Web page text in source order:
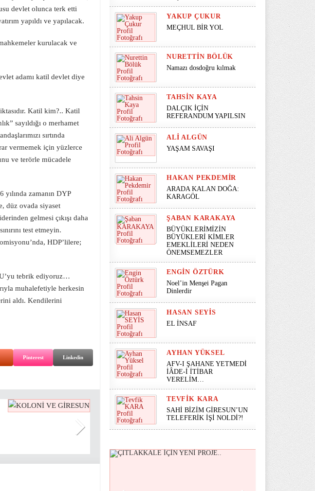
devlet olunca terk etti
yapıldı ve yapılacak.
kurulacak ve
adamı katil devlet diye
Katil kim?.. Katil
sayıldığı o merhamet
sırtında
vermemek için yüzlerce
ve terörle mücadele
zamanın DYP
düz ovada siyaset
gelmesi çıkışı daha
test etmeyin.
HDP’lilere;
tebrik ediyoruz…
muhalefetiyle herkesin
aldı. Kendilerini
Pinterest Linkedin
YAKUP ÇUKUR
MEÇHUL BİR YOL
NURETTIN BÖLÜK
Namazı dosdoğru kılmak
TAHSIN KAYA
DALÇIK İÇİN
REFERANDUM YAPILSIN
ALI ALGÜN
YAŞAM SAVAŞI
HAKAN PEKDEMIR
ARADA KALAN DOĞA:
KARAGÖL
ŞABAN KARAKAYA
BÜYÜKLERİMİZİN
BÜYÜKLERİ KİMLER
EMEKLİLERİ NEDEN
ÖNEMSEMEZLER
ENGIN ÖZTÜRK
Noel’in Menşei Pagan
Dinlerdir
HASAN SEYİS
EL İNSAF
AYHAN YÜKSEL
AFV-I ŞAHANE YETMEDİ
İÂDE-İ İTİBAR
VERELİM…
TEVFIK KARA
SAHİ BİZİM GİRESUN’UN
TELEFERİK İŞİ NOLDİ?!